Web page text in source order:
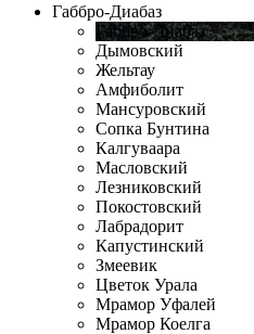
Габбро-Диабаз
Габбро-Диабаз
Дымовский
Жельтау
Амфиболит
Мансуровский
Сопка Бунтина
Калгуваара
Масловский
Лезниковский
Покостовский
Лабрадорит
Капустинский
Змеевик
Цветок Урала
Мрамор Уфалей
Мрамор Коелга